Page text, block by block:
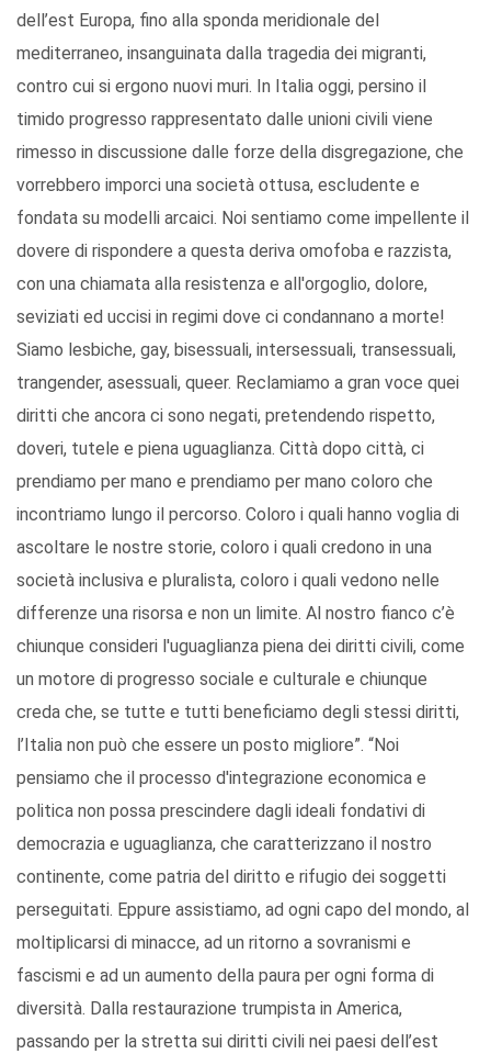
dell’est Europa, fino alla sponda meridionale del
mediterraneo, insanguinata dalla tragedia dei migranti,
contro cui si ergono nuovi muri. In Italia oggi, persino il
timido progresso rappresentato dalle unioni civili viene
rimesso in discussione dalle forze della disgregazione, che
vorrebbero imporci una società ottusa, escludente e
fondata su modelli arcaici. Noi sentiamo come impellente il
dovere di rispondere a questa deriva omofoba e razzista,
con una chiamata alla resistenza e all'orgoglio, dolore,
seviziati ed uccisi in regimi dove ci condannano a morte!
Siamo lesbiche, gay, bisessuali, intersessuali, transessuali,
trangender, asessuali, queer. Reclamiamo a gran voce quei
diritti che ancora ci sono negati, pretendendo rispetto,
doveri, tutele e piena uguaglianza. Città dopo città, ci
prendiamo per mano e prendiamo per mano coloro che
incontriamo lungo il percorso. Coloro i quali hanno voglia di
ascoltare le nostre storie, coloro i quali credono in una
società inclusiva e pluralista, coloro i quali vedono nelle
differenze una risorsa e non un limite. Al nostro fianco c’è
chiunque consideri l'uguaglianza piena dei diritti civili, come
un motore di progresso sociale e culturale e chiunque
creda che, se tutte e tutti beneficiamo degli stessi diritti,
l’Italia non può che essere un posto migliore”. “Noi
pensiamo che il processo d'integrazione economica e
politica non possa prescindere dagli ideali fondativi di
democrazia e uguaglianza, che caratterizzano il nostro
continente, come patria del diritto e rifugio dei soggetti
perseguitati. Eppure assistiamo, ad ogni capo del mondo, al
moltiplicarsi di minacce, ad un ritorno a sovranismi e
fascismi e ad un aumento della paura per ogni forma di
diversità. Dalla restaurazione trumpista in America,
passando per la stretta sui diritti civili nei paesi dell’est